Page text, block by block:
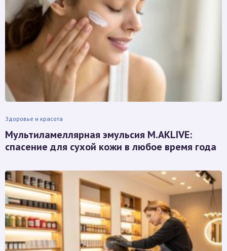
Здоровье и красота
Мультиламеллярная эмульсия M.AKLIVE:
спасение для сухой кожи в любое время года